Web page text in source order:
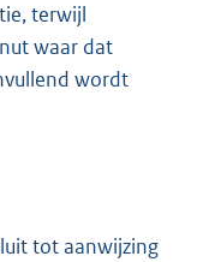
terwijl
waar dat
wordt
tot aanwijzing